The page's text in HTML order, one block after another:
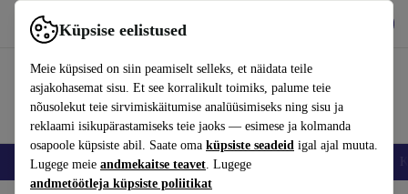
Küpsise eelistused
Meie küpsised on siin peamiselt selleks, et näidata teile
asjakohasemat sisu. Et see korralikult toimiks, palume teie
nõusolekut teie sirvimiskäitumise analüüsimiseks ning sisu ja
reklaami isikupärastamiseks teie jaoks — esimese ja kolmanda
osapoole küpsiste abil. Saate oma küpsiste seadeid igal ajal muuta.
Lugege meie andmekaitse teavet. Lugege
andmetöötleja küpsiste poliitikat
Kasuta rakendust refurbed kiirelt ja lihtsalt
Nutitelefoni Sülearvutid Tahvelarvutid Nutikellad